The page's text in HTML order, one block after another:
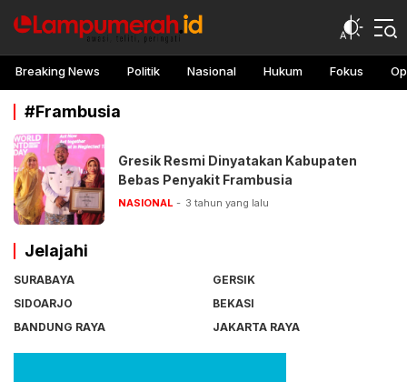
lampu merah
Awasi, teliti, peringati
Breaking News Politik Nasional Hukum Fokus
#Frambusia
Gresik Resmi Dinyatakan Kabupaten
Bebas Penyakit Frambusia
NASIONAL 3 tahun yang lalu
Jelajahi
SURABAYA
GERSIK
SIDOARJO
BEKASI
BANDUNG RAYA
JAKARTA RAYA